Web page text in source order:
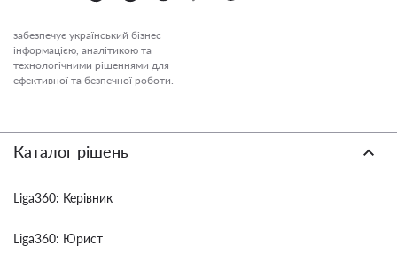
забезпечує український бізнес
інформацією, аналітикою та
технологічними рішеннями для
ефективної та безпечної роботи.
Каталог рішень
Liga360: Керівник
Liga360: Юрист